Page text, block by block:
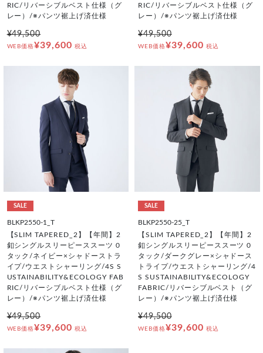
RIC/リバーシブルベスト仕様（グ
レー）/※パンツ裾上げ済仕様
¥49,500
WEB価格¥39,600 税込
RIC/リバーシブルベスト仕様（グ
レー）/※パンツ裾上げ済仕様
¥49,500
WEB価格¥39,600 税込
SALE
BLKP2550-1_T
【SLIM TAPERED_2】【年間】2
釦シングルスリーピーススーツ 0
タック/ネイビー×シャドーストラ
イプ/ウエストシャーリング/4S S
USTAINABILITY&ECOLOGY FAB
RIC/リバーシブルベスト仕様（グ
レー）/※パンツ裾上げ済仕様
¥49,500
WEB価格¥39,600 税込
SALE
BLKP2550-25_T
【SLIM TAPERED_2】【年間】2
釦シングルスリーピーススーツ 0
タック/ダークグレー×シャドース
トライプ/ウエストシャーリング/4
S SUSTAINABILITY&ECOLOGY
FABRIC/リバーシブルベスト（グ
レー）/※パンツ裾上げ済仕様
¥49,500
WEB価格¥39,600 税込